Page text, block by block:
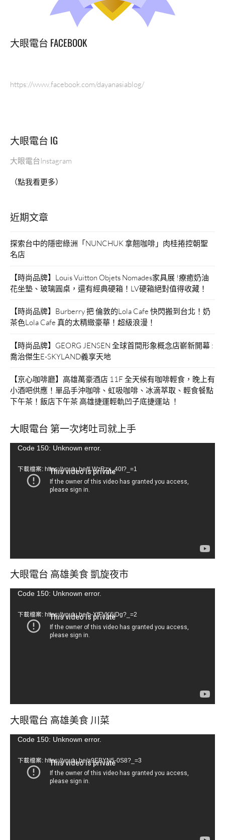
大眼電台 FACEBOOK
https://www.facebook.com/dayanasiablog/
大眼電台 IG
大眼電台Instagram
（點我看更多）
近期文章
探索台中的隱密綠洲「NUNCHUK 拿翹咖啡」肉桂捲控朝聖
名店
【時尚品牌】Louis Vuitton Objets Nomades家具展 !療癒奶油
花坐墊、玻璃圓桌，還有經典硬箱！LV硬箱絕對值得收藏！
【時尚品牌】Burberry 把 倫敦的Lola Cafe 快閃搬到台北！奶
茶色Lola Cafe 真的太精緻豪華！超級浪漫！
【時尚品牌】GEORG JENSEN 全球首間形象概念店嶄新開幕 :
喬治傑生E-SKYLAND義享天地
【京心咖啡廳】高雄萬豪酒店 11F 全天候有咖啡輕食，晚上有
小酒吧供應！單品手沖咖啡、虹吸咖啡、冰滴萃取、輕食餐點
下午茶！飯店下午茶 高雄捷運輕軌凹子底捷運站 ！
大眼電台 第一次烤吐司就上手
視Code 150: Unknown error.
下載檔案: https://youtu.be/tLWzRzx_40I?_=1
大眼電台 高雄美食 凱旋夜市
視Code 150: Unknown error.
下載檔案: https://youtu.be/b-XfFVK6jDg?_=2
大眼電台 高雄美食 川菜
視Code 150: Unknown error.
下載檔案: https://youtu.be/a9EBYN5-0S8?_=3